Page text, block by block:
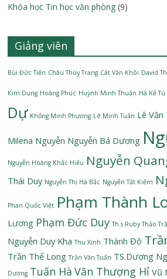
Khóa học Tin học văn phòng (9)
Giảng viên
Bùi Đức Tiến Châu Thùy Trang Cát Văn Khôi David
Kim Dung Hoàng Phúc Huỳnh Minh Thuận Hà Kế Tú
Dự Khổng Minh Phương Lê Minh Tuấn Lê
Milena Nguyễn Nguyễn Bá Dương
Nguyễn Hoàng Khắc Hiếu Nguyễn
Thái Duy Nguyễn Thị Hà Bắc Nguyễn Tất Kiểm
Phan Quốc Việt Phạm Thành
Lương Phạm Đức Duy Th.s Ruby Thảo
Nguyễn Duy Kha Thu Xinh Thành Đô
Trần Thế Long Trần Văn Tuấn TS.Dương
Dương Tuấn Hà Văn Thượng Hỉ Vũ